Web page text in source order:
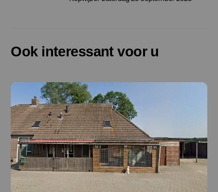
Ook interessant voor u